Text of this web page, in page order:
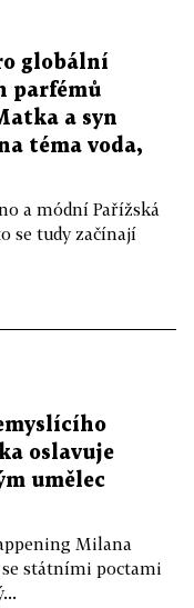
globální
parfémů
a syn
téma voda,
a módní Pařížská
se tudy začínají
oslavuje
umělec
Milana
státními poctami